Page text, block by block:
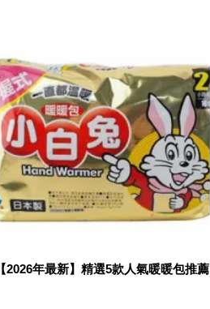
【2026年最新】精選5款人氣暖暖包推薦